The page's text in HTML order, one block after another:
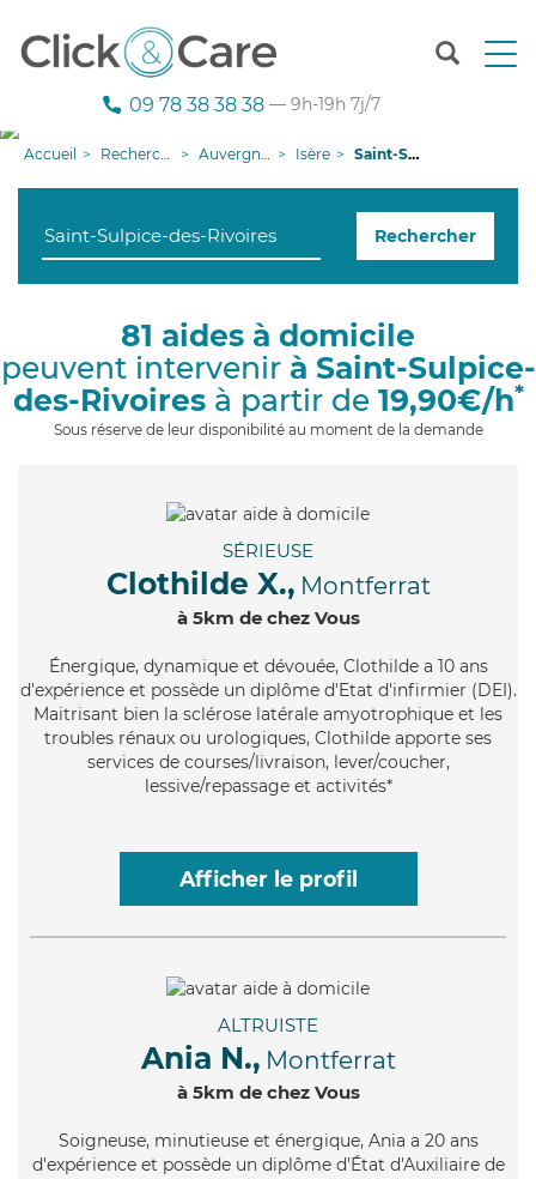
T
n
g
i
o
n
09 78 38 38 38 — 9h-19h 7j/7
Accueil Recherche aide à domicile Auvergne-Rhône-Alpes Isère Saint-Sulpice-des-Rivoires
Rechercher
81 aides à domicile
peuvent intervenir à Saint-Sulpice-
des-Rivoiresà partir de 19,90€/h*
Sous réserve de leur disponibilité au moment de la demande
SÉRIEUSE
Clothilde X., Montferrat
à 5km de chez Vous
Énergique, dynamique et dévouée, Clothilde a 10 ans
d'expérience et possède un diplôme d'Etat d'infirmier (DEI).
Maitrisant bien la sclérose latérale amyotrophique et les
troubles rénaux ou urologiques, Clothilde apporte ses
services de courses/livraison, lever/coucher,
lessive/repassage et activités*
Afficher le profil
ALTRUISTE
Ania N., Montferrat
à 5km de chez Vous
Soigneuse, minutieuse et énergique, Ania a 20 ans
d'expérience et possède un diplôme d'État d'Auxiliaire de